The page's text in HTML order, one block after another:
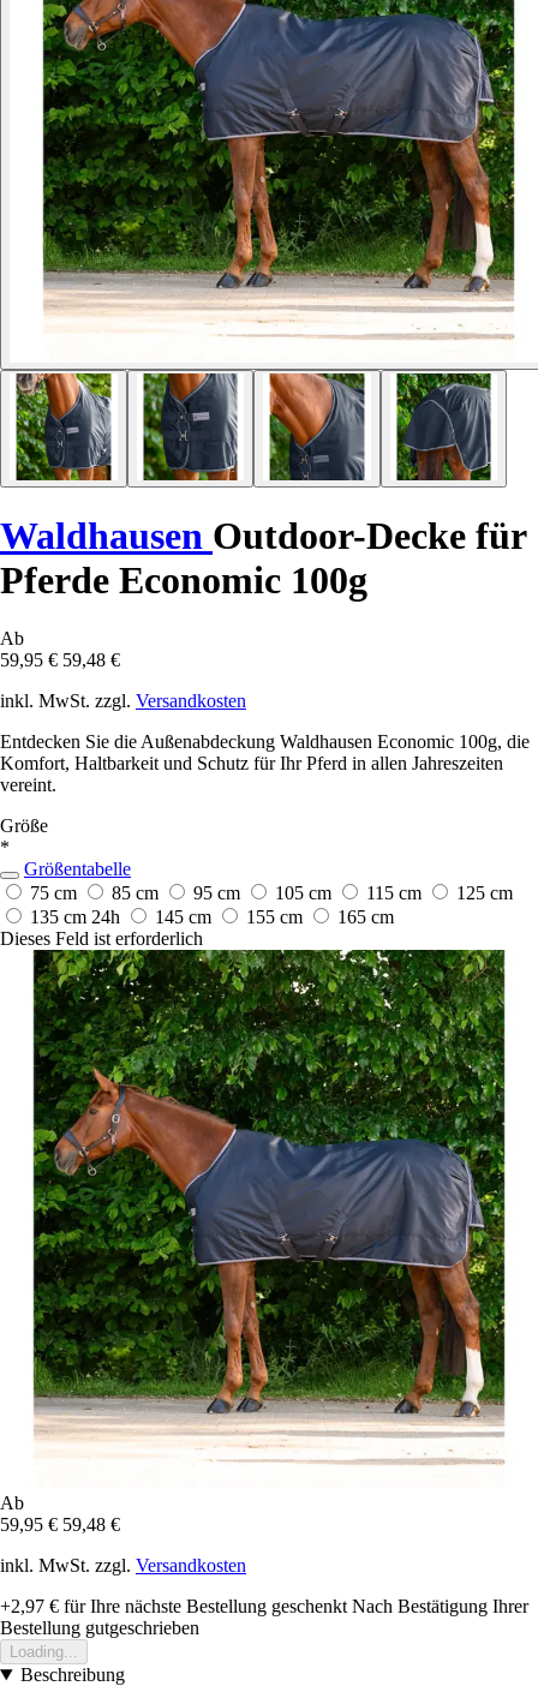
Waldhausen Outdoor-Decke für
Pferde Economic 100g
Ab
59,95 € 59,48 €
inkl. MwSt. zzgl. Versandkosten
Entdecken Sie die Außenabdeckung Waldhausen Economic 100g, die
Komfort, Haltbarkeit und Schutz für Ihr Pferd in allen Jahreszeiten
vereint.
Größe
*
Größentabelle
75 cm
85 cm 95 cm 105 cm 115 cm
125 cm
135 cm 24h 145 cm 155 cm
165 cm
Dieses Feld ist erforderlich
Ab
59,95 € 59,48 €
inkl. MwSt. zzgl. Versandkosten
+2,97 € für Ihre nächste Bestellung geschenkt Nach Bestätigung Ihrer
Bestellung gutgeschrieben
Loading...
Beschreibung